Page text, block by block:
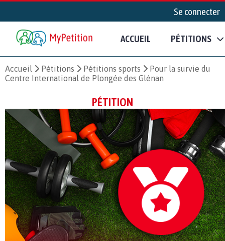
Se connecter
ACCUEIL PÉTITIONS
Accueil Pétitions Pétitions sports
Pour la survie du
Centre International de Plongée des Glénan
PÉTITION